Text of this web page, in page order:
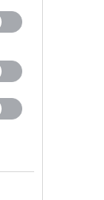
cikkeinket...